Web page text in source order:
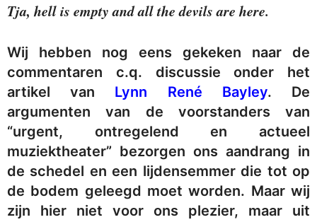
Tja, hell is empty and all the devils are here.
Wij hebben nog eens gekeken naar de
commentaren c.q. discussie onder het
artikel van Lynn René Bayley. De
argumenten van de voorstanders van
“urgent, ontregelend en actueel
muziektheater” bezorgen ons aandrang in
de schedel en een lijdensemmer die tot op
de bodem geleegd moet worden. Maar wij
zijn hier niet voor ons plezier, maar uit